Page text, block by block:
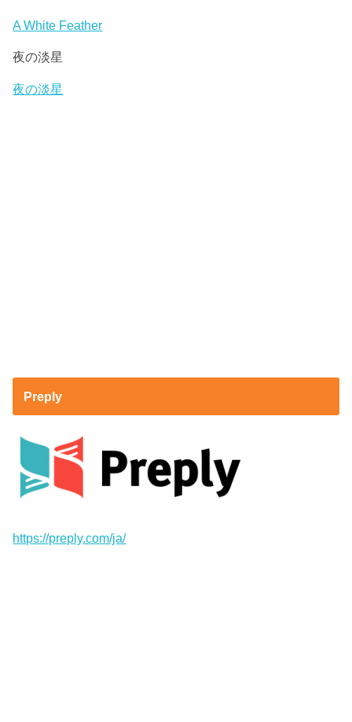
ー
ー
A White Feather
夜の淡星
夜の淡星
Preply
https://preply.com/ja/